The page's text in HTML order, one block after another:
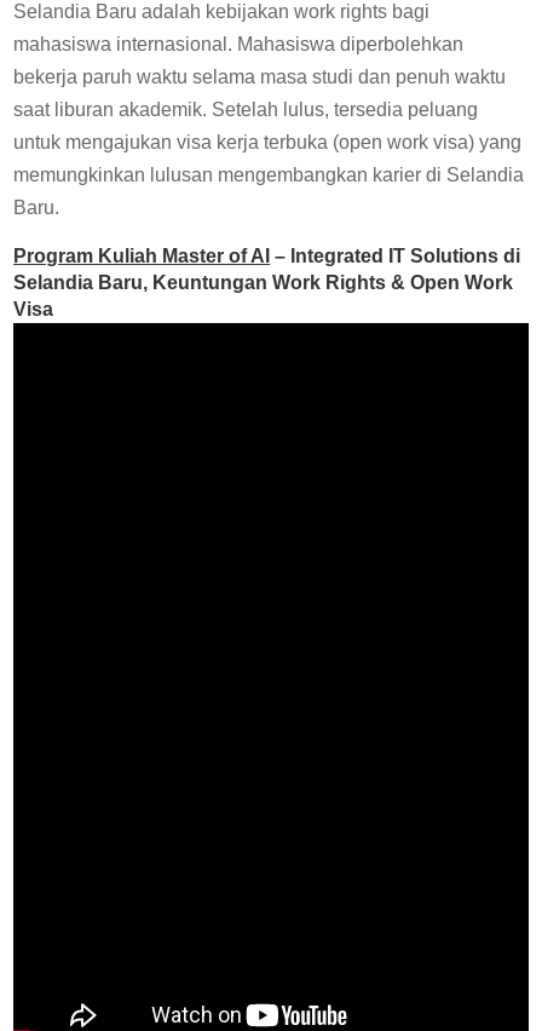
Selandia Baru adalah kebijakan work rights bagi
mahasiswa internasional. Mahasiswa diperbolehkan
bekerja paruh waktu selama masa studi dan penuh waktu
saat liburan akademik. Setelah lulus, tersedia peluang
untuk mengajukan visa kerja terbuka (open work visa) yang
memungkinkan lulusan mengembangkan karier di Selandia
Baru.
Program Kuliah Master of AI – Integrated IT Solutions di
Selandia Baru, Keuntungan Work Rights & Open Work
Visa